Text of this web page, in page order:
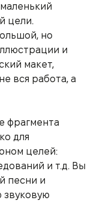
цели.
но
и
макет,
вся работа, а
фрагмента
для
целей:
и т.д. Вы
песни и
звуковую